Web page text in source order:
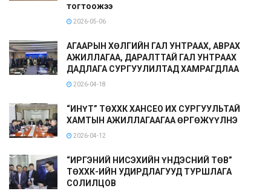
тогтоожээ
2026-05-06
АГААРЫН ХӨЛГИЙН ГАЛ УНТРААХ, АВРАХ
АЖИЛЛАГАА, ДАРАЛТТАЙ ГАЛ УНТРААХ
ДАДЛАГА СУРГУУЛИЛТАД ХАМРАГДЛАА
2026-04-18
“ИНҮТ” ТӨХХК ХАНСЕО ИХ СУРГУУЛЬТАЙ
ХАМТЫН АЖИЛЛАГААГАА ӨРГӨЖҮҮЛНЭ
2026-04-12
“ИРГЭНИЙ НИСЭХИЙН ҮНДЭСНИЙ ТӨВ”
ТӨХХК-ИЙН УДИРДЛАГУУД ТУРШЛАГА
СОЛИЛЦОВ